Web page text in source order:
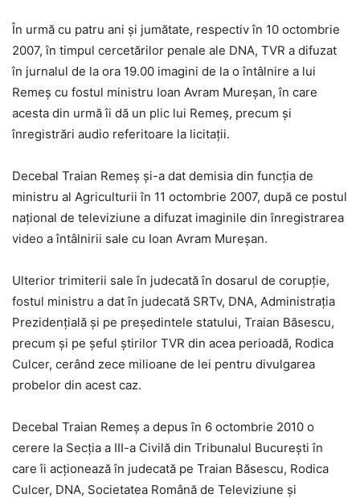
În urmă cu patru ani şi jumătate, respectiv în 10 octombrie
2007, în timpul cercetărilor penale ale DNA, TVR a difuzat
în jurnalul de la ora 19.00 imagini de la o întâlnire a lui
Remeş cu fostul ministru Ioan Avram Mureşan, în care
acesta din urmă îi dă un plic lui Remeş, precum şi
înregistrări audio referitoare la licitaţii.
Decebal Traian Remeş şi-a dat demisia din funcţia de
ministru al Agriculturii în 11 octombrie 2007, după ce postul
naţional de televiziune a difuzat imaginile din înregistrarea
video a întâlnirii sale cu Ioan Avram Mureşan.
Ulterior trimiterii sale în judecată în dosarul de corupţie,
fostul ministru a dat în judecată SRTv, DNA, Administraţia
Prezidenţială şi pe preşedintele statului, Traian Băsescu,
precum şi pe şeful ştirilor TVR din acea perioadă, Rodica
Culcer, cerând zece milioane de lei pentru divulgarea
probelor din acest caz.
Decebal Traian Remeş a depus în 6 octombrie 2010 o
cerere la Secţia a III-a Civilă din Tribunalul Bucureşti în
care îi acţionează în judecată pe Traian Băsescu, Rodica
Culcer, DNA, Societatea Română de Televiziune şi